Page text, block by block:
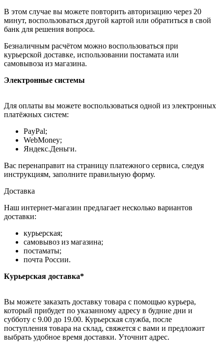
В этом случае вы можете повторить авторизацию через 20
минут, воспользоваться другой картой или обратиться в свой
банк для решения вопроса.
Безналичным расчётом можно воспользоваться при
курьерской доставке, использовании постамата или
самовывоза из магазина.
Электронные системы
Для оплаты вы можете воспользоваться одной из электронных
платёжных систем:
PayPal;
WebMoney;
Яндекс.Деньги.
Вас перенаправит на страницу платежного сервиса, следуя
инструкциям, заполните правильную форму.
Доставка
Наш интернет-магазин предлагает несколько вариантов
доставки:
курьерская;
самовывоз из магазина;
постаматы;
почта России.
Курьерская доставка*
Вы можете заказать доставку товара с помощью курьера,
который прибудет по указанному адресу в будние дни и
субботу с 9.00 до 19.00. Курьерская служба, после
поступления товара на склад, свяжется с вами и предложит
выбрать удобное время доставки. Уточнит адрес.